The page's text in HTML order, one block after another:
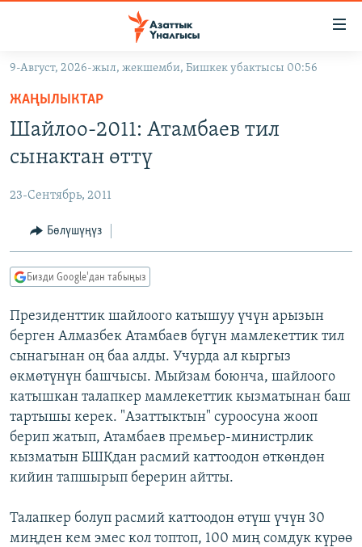
Навигацияга
өтүңүз
Издөөгө
салыңыз
ЭКОНОМИКА
МАДАНИЯТ
БОРБОР АЗИЯ
АТАЙЫН ИЛИКТӨӨ
ТВ ПРОГРАММАЛАР
ЭКСПЕРТТЕР ТАЛДАЙТ
БИЗ ЖАНА ДҮЙНӨ
ЭЖЕ-СИҢДИЛЕР
ЫҢГАЙСЫЗ СУРООЛОР
ӨЗГӨЧӨ ПИКИР
Русский
ОНЛАЙН ШЕРИНЕ
ЭЕ/АРнун бардык сайттары
9-Август, 2026-жыл, жекшемби, Бишкек убактысы 00:56
ЖАҢЫЛЫКТАР
Шайлоо-2011: Атамбаев тил
сынактан өттү
23-Сентябрь, 2011
Бөлүшүңүз
Бизди Google'дан табыңыз
Президенттик шайлоого катышуу үчүн арызын
берген Алмазбек Атамбаев бүгүн мамлекеттик тил
сынагынан оң баа алды. Учурда ал кыргыз
өкмөтүнүн башчысы. Мыйзам боюнча, шайлоого
катышкан талапкер мамлекеттик кызматынан баш
тартышы керек. "Азаттыктын" суроосуна жооп
берип жатып, Атамбаев премьер-министрлик
кызматын БШКдан расмий каттоодон өткөндөн
кийин тапшырып берерин айтты.
Талапкер болуп расмий каттоодон өтүш үчүн 30
миңден кем эмес кол топтоп, 100 миң сомдук күрөө